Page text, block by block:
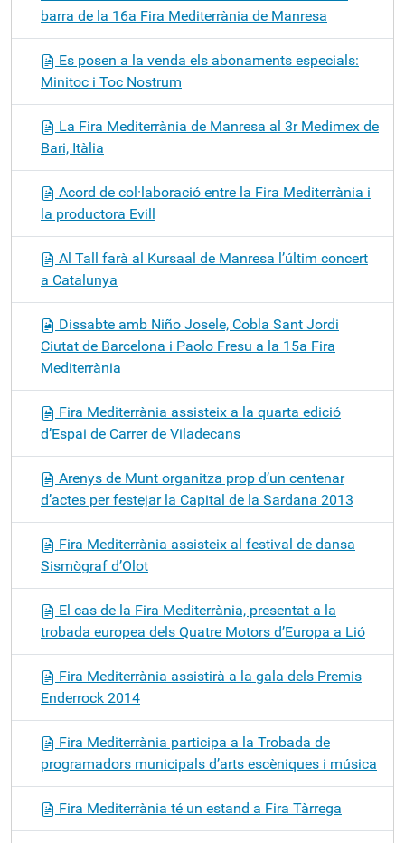
barra de la 16a Fira Mediterrània de Manresa
Es posen a la venda els abonaments especials:
Minitoc i Toc Nostrum
La Fira Mediterrània de Manresa al 3r Medimex de
Bari, Itàlia
Acord de col·laboració entre la Fira Mediterrània i
la productora Evill
Al Tall farà al Kursaal de Manresa l’últim concert
a Catalunya
Dissabte amb Niño Josele, Cobla Sant Jordi
Ciutat de Barcelona i Paolo Fresu a la 15a Fira
Mediterrània
Fira Mediterrània assisteix a la quarta edició
d’Espai de Carrer de Viladecans
Arenys de Munt organitza prop d’un centenar
d’actes per festejar la Capital de la Sardana 2013
Fira Mediterrània assisteix al festival de dansa
Sismògraf d’Olot
El cas de la Fira Mediterrània, presentat a la
trobada europea dels Quatre Motors d’Europa a Lió
Fira Mediterrània assistirà a la gala dels Premis
Enderrock 2014
Fira Mediterrània participa a la Trobada de
programadors municipals d’arts escèniques i música
Fira Mediterrània té un estand a Fira Tàrrega